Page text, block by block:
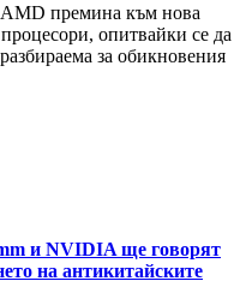
премина към нова
опитвайки се да
за обикновения
и NVIDIA ще говорят
на антикитайските